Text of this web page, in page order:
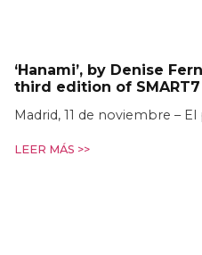
‘Hanami’, by Denise
third edition of SMART7
Madrid, 11 de noviembre –
LEER MÁS >>